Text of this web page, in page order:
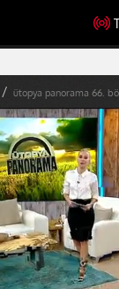
ütopya panorama 66.